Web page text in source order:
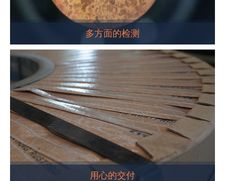
多方面的检测
用心的交付